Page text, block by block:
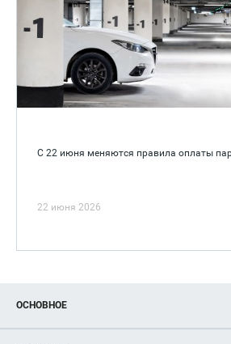
С 22 июня меняются правила оплаты
22 июня 2026
ОСНОВНОЕ